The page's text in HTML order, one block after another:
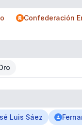
Confederación
Luis Sáez